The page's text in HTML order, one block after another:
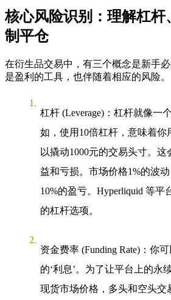
核心风险识别：理解杠杆
制平仓
在衍生品交易中，有三个概念是新手
是盈利的工具，也伴随着相应的风险。
杠杆 (Leverage) ：杠杆就像一
如，使用10倍杠杆，意味着你
以撬动1000元的交易头寸。
益和亏损。市场价格1%的波
10%的盈亏。 Hyperliquid 等平
的杠杆选项。
资金费率 (Funding Rate) ：你
的‘利息’。为了让平台上的永
现货市场价格，多头和空头交